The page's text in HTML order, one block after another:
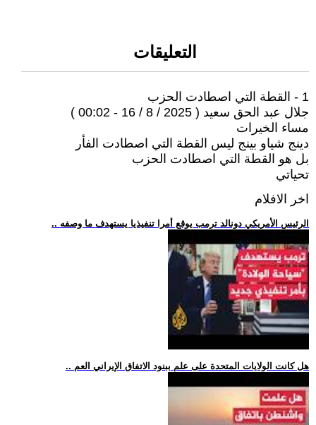
التعليقات
1 - القطة التي اصطادت الحزب
جلال عبد الحق سعيد ( 2025 / 8 / 16 - 00:02 )
مساء الخيرات
دينج شياو بينج ليس القطة التي اصطادت الفأر
بل هو القطة التي اصطادت الحزب
تحياتي
اخر الافلام
.. الرئيس الأمريكي دونالد ترمب يوقع أمرا تنفيذيا يستهدف ما وصفه
.. هل كانت الولايات المتحدة على علم ببنود الاتفاق الإيراني العم